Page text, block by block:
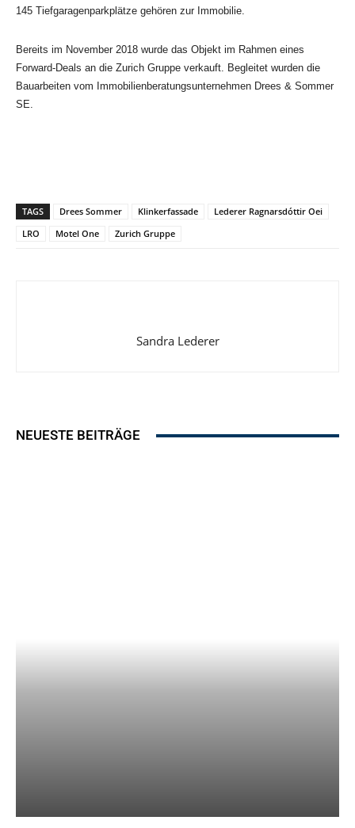
145 Tiefgaragenparkplätze gehören zur Immobilie.
Bereits im November 2018 wurde das Objekt im Rahmen eines
Forward-Deals an die Zurich Gruppe verkauft. Begleitet wurden die
Bauarbeiten vom Immobilienberatungsunternehmen Drees & Sommer
SE.
TAGS Drees Sommer Klinkerfassade
Lederer Ragnarsdóttir Oei
LRO
Motel One Zurich Gruppe
Sandra Lederer
NEUESTE BEITRÄGE